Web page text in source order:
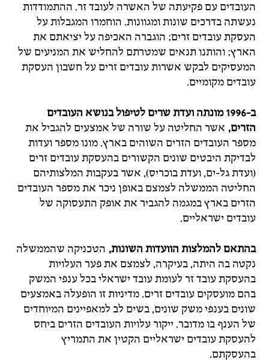
העובדים עם פקיעתה של האשרה לעובד זר. ההתמודדות
נעשתה בדרכים שונות ומגוונות. הוחמרו המגבלות על
העסקת עובדים זרים; הוגברה האכיפה על יציאתם את
הארץ; והותנו תנאים שמטרתם להחליש את המניעים של
המעסיקים לבקש אשרות עובדים זרים על חשבון העסקת
עובדים מקומיים.
ב-1996 מונתה ועדת שרים לטיפול בנושא העובדים
הזרים, אשר החליטה על שורה של אמצעים להגביל את
מספר העובדים הזרים השוהים בארץ. מונו מספר ועדות
לבדיקת היבטים שונים הקשורים בהעסקת עובדים זרים
(ועדת גל-ים, ועדת בוכריס), אשר בעקבות המלצותיהם
החליטה הממשלה לצמצם באופן ניכר את מספר העובדים
הזרים בארץ במגמה להגביר את אופק התעסוקה של
עובדים ישראליים.
בהתאם להמלצות הוועדות השונות, הטכניקה שהממשלה
נקטה בה היתה, בעיקרה, לצמצם את פער העלויות
בהעסקת עובד זר לעומת עובד ישראלי בכל ענפי המשק
בהם מועסקים עובדים זרים. מדיניות זו הופעלה באמצעים
שונים בענפי משק שונים, בשים לב למאפיינים המיוחדים
של הענף בו מדובר. ייקור עלויות העובדים הזרים ביחס
להעסקת עובדים ישראליים הקטין את התמריץ
בהעסקתם.